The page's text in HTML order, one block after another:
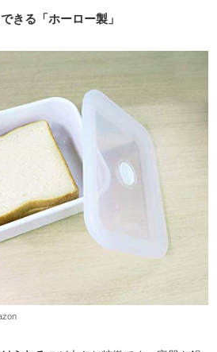
きる「ホーロー製」